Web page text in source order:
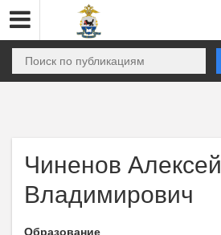
Чиненов Алексей
Владимирович
Образование